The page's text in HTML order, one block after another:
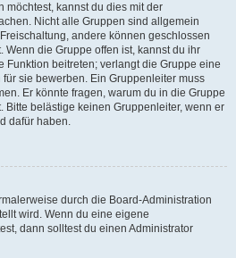
möchtest, kannst du dies mit der
Nicht alle Gruppen sind allgemein
andere können geschlossen
Wenn die Gruppe offen ist, kannst du ihr
Funktion beitreten; verlangt die Gruppe eine
sie bewerben. Ein Gruppenleiter muss
Er könnte fragen, warum du in die Gruppe
Bitte belästige keinen Gruppenleiter, wenn er
dafür haben.
durch die Board-Administration
wird. Wenn du eine eigene
dann solltest du einen Administrator